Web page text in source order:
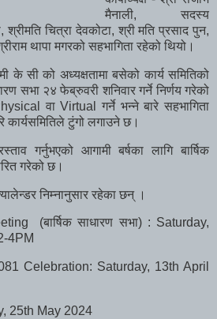
मैनाली, सदस्य
चित्रा देवकोटा, श्री मति प्रसाद पुन,
थापा मगरको सहभागिता रहेको थियो।
के सी को अध्यक्षतामा बसेको कार्य समितिको
सभा २४ फेब्रुवरी शनिवार गर्ने निर्णय गरेको
वा Virtual गर्ने भन्ने बारे सहभागिता
कार्यसमितिले टुंगो लगाउने छ।
गर्नुभएको आगामी बर्षका लागि बार्षिक
गरेको छ।
निम्नानुसार रहेका छन् ।
(बार्षिक साधारण सभा) : Saturday,
4PM
Celebration: Saturday, 13th April
25th May 2024